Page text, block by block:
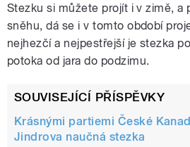
Stezku si můžete projít i v zimě, a
sněhu, dá se i v tomto období
nejhezčí a nejpestřejší je stezka
potoka od jara do podzimu.
SOUVISEJÍCÍ PŘÍSPĚVKY
Krásnými partiemi České
Jindrova naučná stezka